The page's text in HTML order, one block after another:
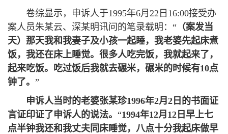
卷综显示，申诉人于1995年6月22日16:00接受办
案人员朱某云、深某明讯问的笔录载明：“ （案发当
天）那天我和我妻子及小孩一起睡，我老婆先起床煮
饭，我还在床上睡觉。很多人吃完饭，我就起来了，
起来吃饭。吃过饭后我就去碾米，碾米的时候有10点
钟了。 ”
申诉人当时的老婆张某珍1996年2月2日的书面证
言证印证了申诉人的说法。 “1994年12月12日早上七
点半钟我还和我丈夫同床睡觉，八点十分我起床做早